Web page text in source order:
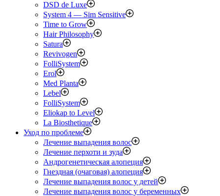
DSD de Luxe
System 4 — Sim Sensitive
Time to Grow
Hair Philosophy
Satura
Revivogen
FolliSystem
Erol
Med Planta
Lebel
FolliSystem
Eliokap to Level
La Biosthetique
Уход по проблеме
Лечение выпадения волос
Лечение перхоти и зуда
Андрогенетическая алопеция
Гнездная (очаговая) алопеция
Лечение выпадения волос у детей
Лечение выпадения волос у беременных